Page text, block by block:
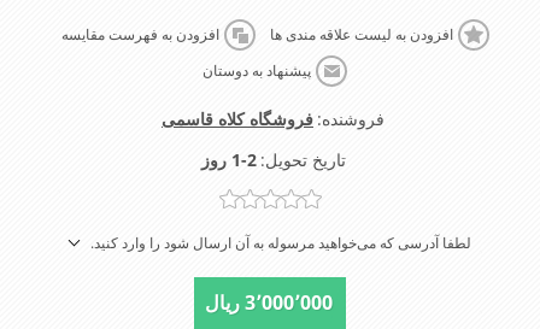
افزودن به لیست علاقه مندی ها افزودن به فهرست مقایسه
پیشنهاد به دوستان
فروشنده: فروشگاه کلاه قاسمی
تاریخ تحویل: 1-2 روز
لطفا آدرسی که می‌خواهید مرسوله به آن ارسال شود را وارد کنید.
3٬000٬000 ریال